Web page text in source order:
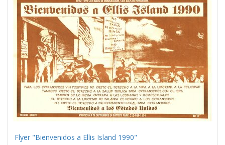
per
page
Flyer "Bienvenidos a Ellis Island 1990"